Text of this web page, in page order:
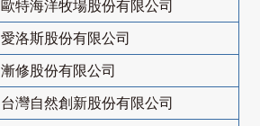
歐特海洋牧場股份有限公司
愛洛斯股份有限公司
漸修股份有限公司
台灣自然創新股份有限公司